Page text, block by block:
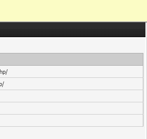
/inc/plugins/tapatalk.php
/inc/class_plugins.php